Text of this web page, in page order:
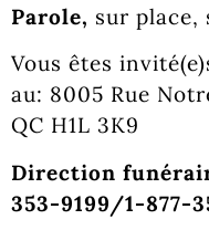
Parole, sur place,
Vous êtes
au: 8005 Rue
QC H1L 3K9
Direction
353-9199/1-877-